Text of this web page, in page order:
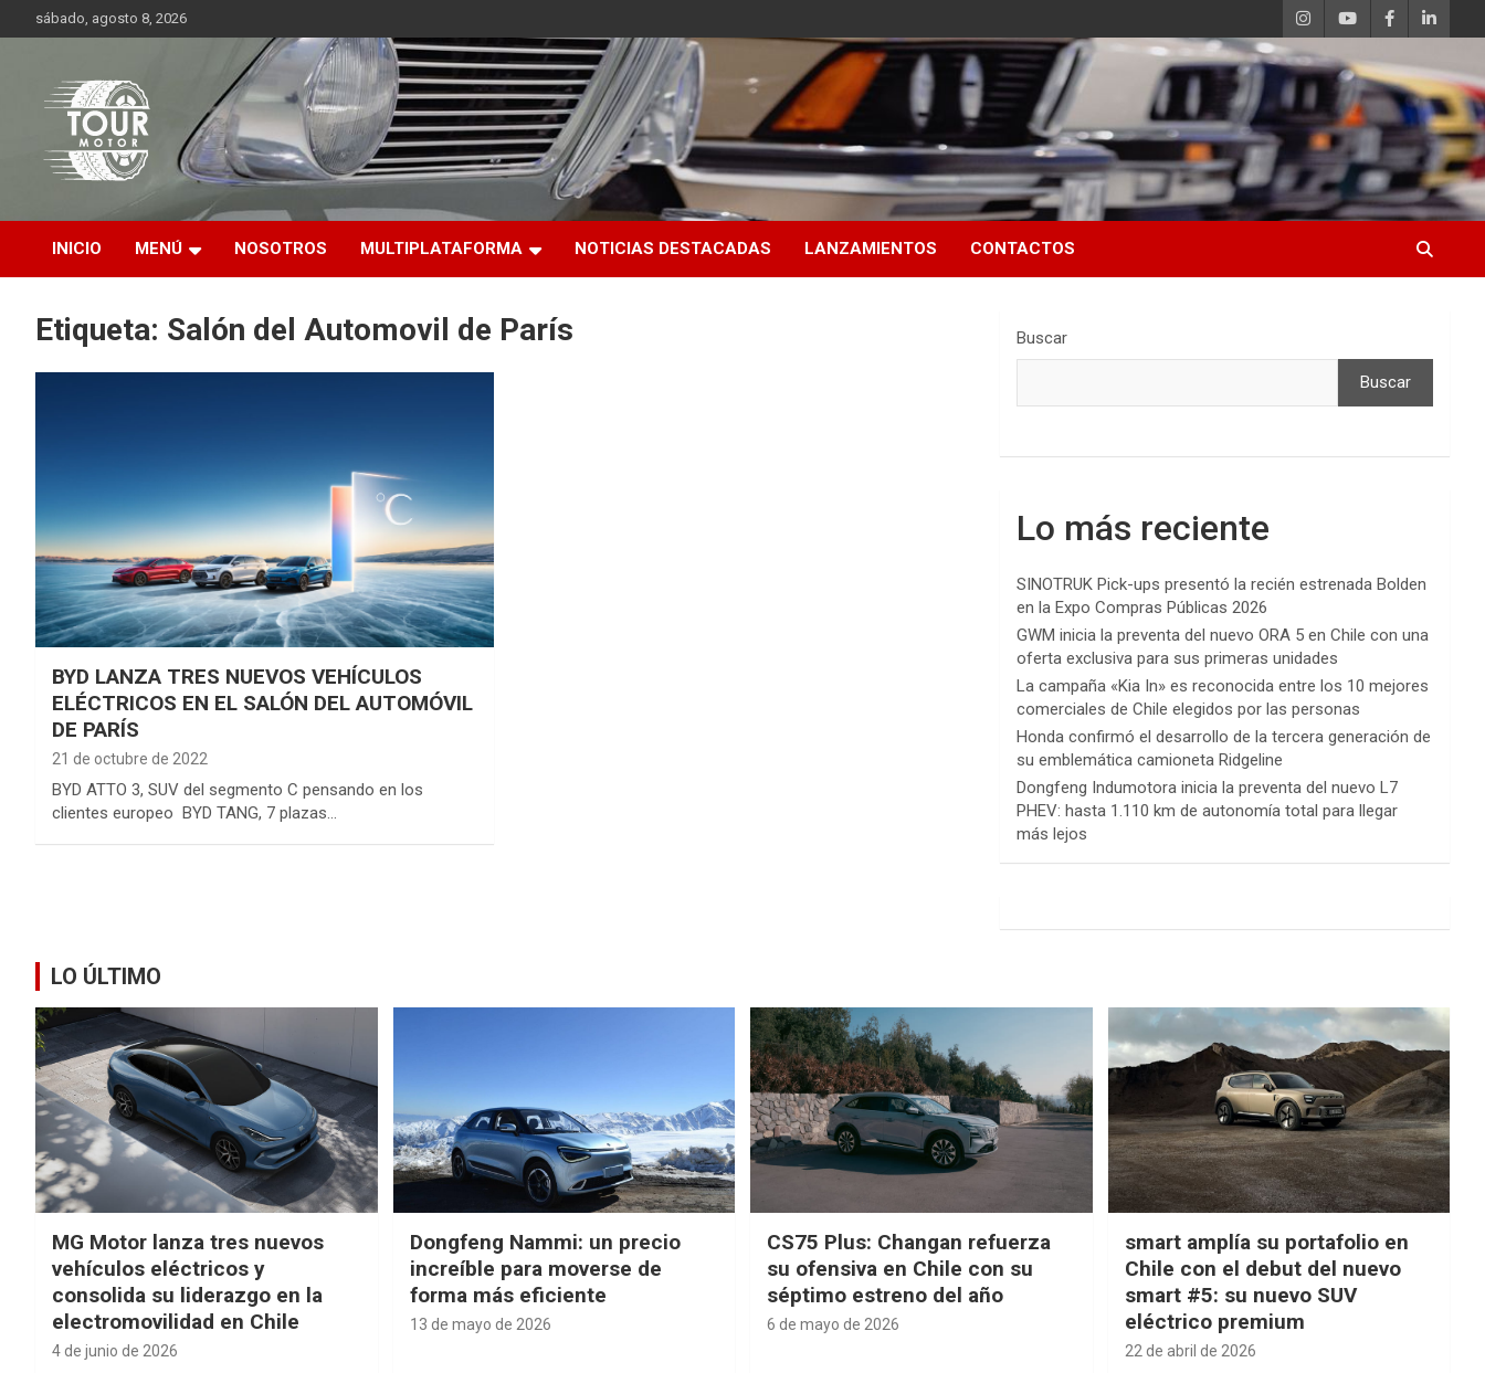
al
sábado, agosto 8, 2026
Tour Motor
Plataforma de contenido audiovisual para el sector automotriz
INICIO MENÚ NOSOTROS MULTIPLATAFORMA NOTICIAS DESTACADAS LANZAMIENTOS CONTACTOS
Etiqueta: Salón del Automovil de París
BYD LANZA TRES NUEVOS VEHÍCULOS
ELÉCTRICOS EN EL SALÓN DEL AUTOMÓVIL
DE PARÍS
21 de octubre de 2022
BYD ATTO 3, SUV del segmento C pensando en los
clientes europeo BYD TANG, 7 plazas…
Buscar
Buscar
Lo más reciente
SINOTRUK Pick-ups presentó la recién estrenada Bolden
en la Expo Compras Públicas 2026
GWM inicia la preventa del nuevo ORA 5 en Chile con una
oferta exclusiva para sus primeras unidades
La campaña «Kia In» es reconocida entre los 10 mejores
comerciales de Chile elegidos por las personas
Honda confirmó el desarrollo de la tercera generación de
su emblemática camioneta Ridgeline
Dongfeng Indumotora inicia la preventa del nuevo L7
PHEV: hasta 1.110 km de autonomía total para llegar
más lejos
LO ÚLTIMO
MG Motor lanza tres nuevos
vehículos eléctricos y
consolida su liderazgo en la
electromovilidad en Chile
4 de junio de 2026
Dongfeng Nammi: un precio
increíble para moverse de
forma más eficiente
13 de mayo de 2026
CS75 Plus: Changan refuerza
su ofensiva en Chile con su
séptimo estreno del año
6 de mayo de 2026
smart amplía su portafolio en
Chile con el debut del nuevo
smart #5: su nuevo SUV
eléctrico premium
22 de abril de 2026